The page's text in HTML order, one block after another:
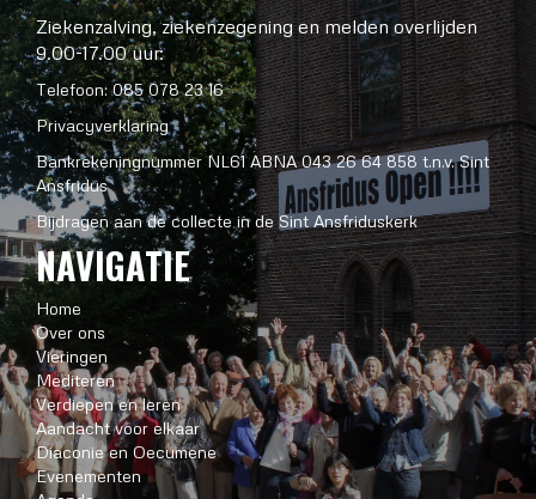
Ziekenzalving, ziekenzegening en melden overlijden
9.00-17.00 uur:
Telefoon: 085 078 23 16
Privacyverklaring
Bankrekeningnummer NL61 ABNA 043 26 64 858 t.n.v. Sint
Ansfridus
Bijdragen aan de collecte in de Sint Ansfriduskerk
NAVIGATIE
Home
Over ons
Vieringen
Mediteren
Verdiepen en leren
Aandacht voor elkaar
Diaconie en Oecumene
Evenementen